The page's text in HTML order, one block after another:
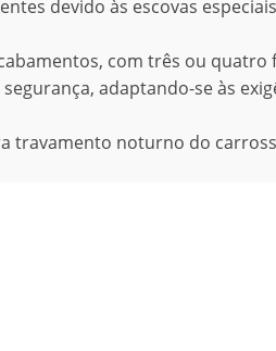
devido às escovas
com três ou quatro
adaptando-se às
travamento noturno do